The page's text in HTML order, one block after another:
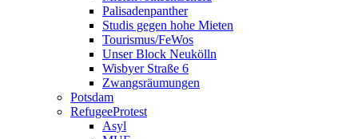
Palisadenpanther
Studis gegen hohe Mieten
Tourismus/FeWos
Unser Block Neukölln
Wisbyer Straße 6
Zwangsräumungen
Potsdam
RefugeeProtest
Asyl